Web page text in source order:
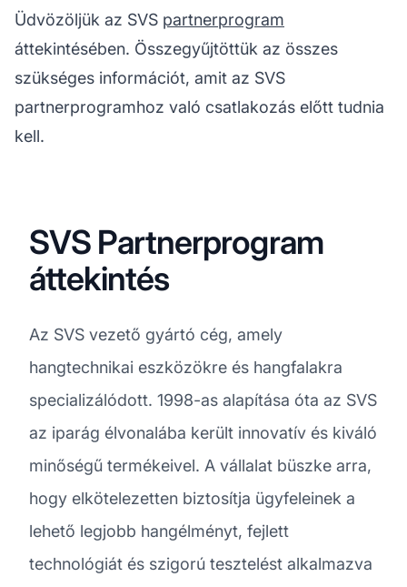
Üdvözöljük az SVS partnerprogram
áttekintésében. Összegyűjtöttük az összes
szükséges információt, amit az SVS
partnerprogramhoz való csatlakozás előtt tudnia
kell.
SVS Partnerprogram
áttekintés
Az SVS vezető gyártó cég, amely
hangtechnikai eszközökre és hangfalakra
specializálódott. 1998-as alapítása óta az SVS
az iparág élvonalába került innovatív és kiváló
minőségű termékeivel. A vállalat büszke arra,
hogy elkötelezetten biztosítja ügyfeleinek a
lehető legjobb hangélményt, fejlett
technológiát és szigorú tesztelést alkalmazva